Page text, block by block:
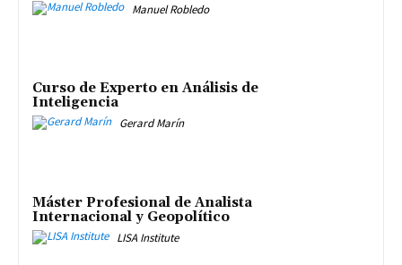
Manuel Robledo
Curso de Experto en Análisis de
Inteligencia
Gerard Marín
Máster Profesional de Analista
Internacional y Geopolítico
LISA Institute